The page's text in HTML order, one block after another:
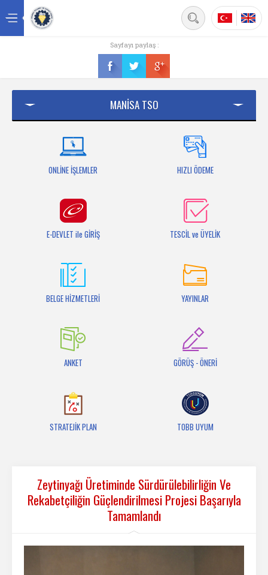
Üyelik
Bilgi Bankası
Sayfayı paylaş :
MANİSA TSO
ONLİNE İŞLEMLER HIZLI ÖDEME
E-DEVLET ile GİRİŞ TESCİL ve ÜYELİK
BELGE HİZMETLERİ YAYINLAR
ANKET GÖRÜŞ - ÖNERİ
STRATEJİK PLAN TOBB UYUM
Zeytinyağı Üretiminde Sürdürülebilirliğin Ve
Rekabetçiliğin Güçlendirilmesi Projesi Başarıyla
Tamamlandı